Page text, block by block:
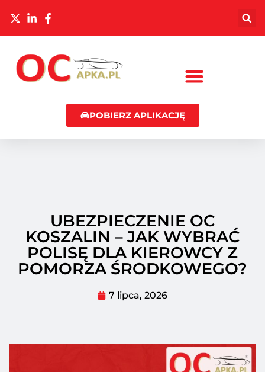
POBIERZ APLIKACJĘ
UBEZPIECZENIE OC
KOSZALIN – JAK WYBRAĆ
POLISĘ DLA KIEROWCY Z
POMORZA ŚRODKOWEGO?
7 lipca, 2026